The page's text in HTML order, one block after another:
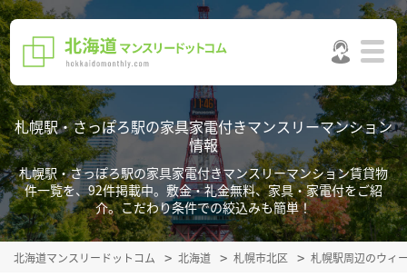
札幌駅・さっぽろ駅の家具家電付きマンスリーマンション
情報
札幌駅・さっぽろ駅の家具家電付きマンスリーマンション賃貸物
件一覧を、92件掲載中。敷金・礼金無料、家具・家電付をご紹
介。こだわり条件での絞込みも簡単！
北海道マンスリードットコム 北海道 札幌市北区 札幌駅周辺のウィ